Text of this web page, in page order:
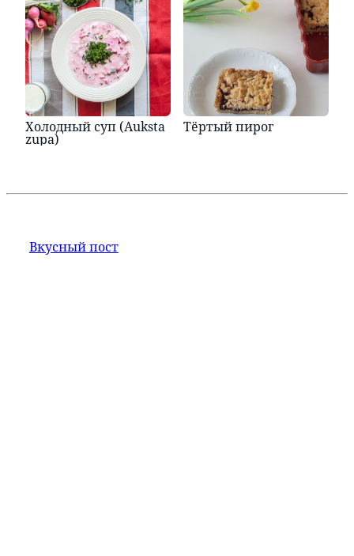
Холодный суп (Auksta
zupa)
Тёртый пирог
Вкусный пост